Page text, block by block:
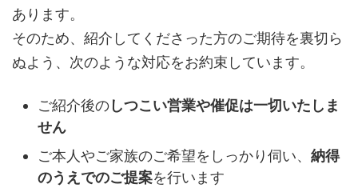
あります。
そのため、紹介してくださった方のご期待を裏切ら
ぬよう、次のような対応をお約束しています。
ご紹介後のしつこい営業や催促は一切いたしま
せん
ご本人やご家族のご希望をしっかり伺い、 納得
のうえでのご提案を行います